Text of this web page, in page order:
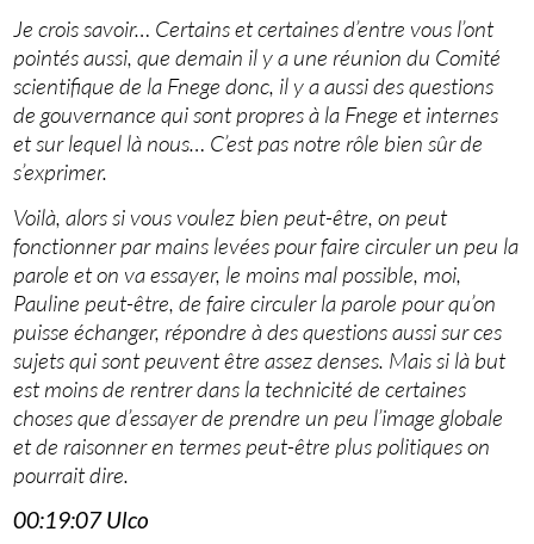
Je crois savoir… Certains et certaines d’entre vous l’ont
pointés aussi, que demain il y a une réunion du Comité
scientifique de la Fnege donc, il y a aussi des questions
de gouvernance qui sont propres à la Fnege et internes
et sur lequel là nous… C’est pas notre rôle bien sûr de
s’exprimer.
Voilà, alors si vous voulez bien peut-être, on peut
fonctionner par mains levées pour faire circuler un peu la
parole et on va essayer, le moins mal possible, moi,
Pauline peut-être, de faire circuler la parole pour qu’on
puisse échanger, répondre à des questions aussi sur ces
sujets qui sont peuvent être assez denses. Mais si là but
est moins de rentrer dans la technicité de certaines
choses que d’essayer de prendre un peu l’image globale
et de raisonner en termes peut-être plus politiques on
pourrait dire.
00:19:07 Ulco